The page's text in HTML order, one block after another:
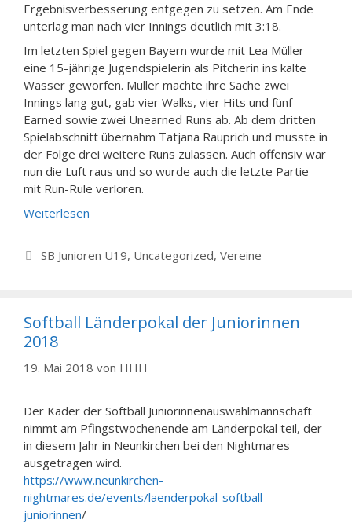
Ergebnisverbesserung entgegen zu setzen. Am Ende
unterlag man nach vier Innings deutlich mit 3:18.
Im letzten Spiel gegen Bayern wurde mit Lea Müller
eine 15-jährige Jugendspielerin als Pitcherin ins kalte
Wasser geworfen. Müller machte ihre Sache zwei
Innings lang gut, gab vier Walks, vier Hits und fünf
Earned sowie zwei Unearned Runs ab. Ab dem dritten
Spielabschnitt übernahm Tatjana Rauprich und musste in
der Folge drei weitere Runs zulassen. Auch offensiv war
nun die Luft raus und so wurde auch die letzte Partie
mit Run-Rule verloren.
Weiterlesen
Kategorien
SB Junioren U19, Uncategorized, Vereine
Softball Länderpokal der Juniorinnen
2018
19. Mai 2018 von HHH
Der Kader der Softball Juniorinnenauswahlmannschaft
nimmt am Pfingstwochenende am Länderpokal teil, der
in diesem Jahr in Neunkirchen bei den Nightmares
ausgetragen wird.
https://www.neunkirchen-
nightmares.de/events/laenderpokal-softball-
juniorinnen/